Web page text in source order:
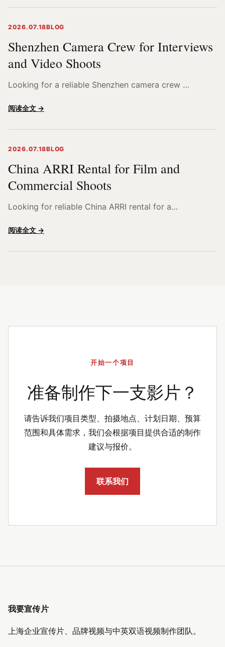
2026.07.18BLOG
Shenzhen Camera Crew for Interviews
and Video Shoots
Looking for a reliable Shenzhen camera crew …
阅读全文 →
2026.07.18BLOG
China ARRI Rental for Film and
Commercial Shoots
Looking for reliable China ARRI rental for a…
阅读全文 →
开始一个项目
准备制作下一支影片？
请告诉我们项目类型、拍摄地点、计划日期、预算
范围和具体需求，我们会根据项目提供合适的制作
建议与报价。
联系我们
我要宣传片
上海企业宣传片、品牌视频与中英双语视频制作团队。